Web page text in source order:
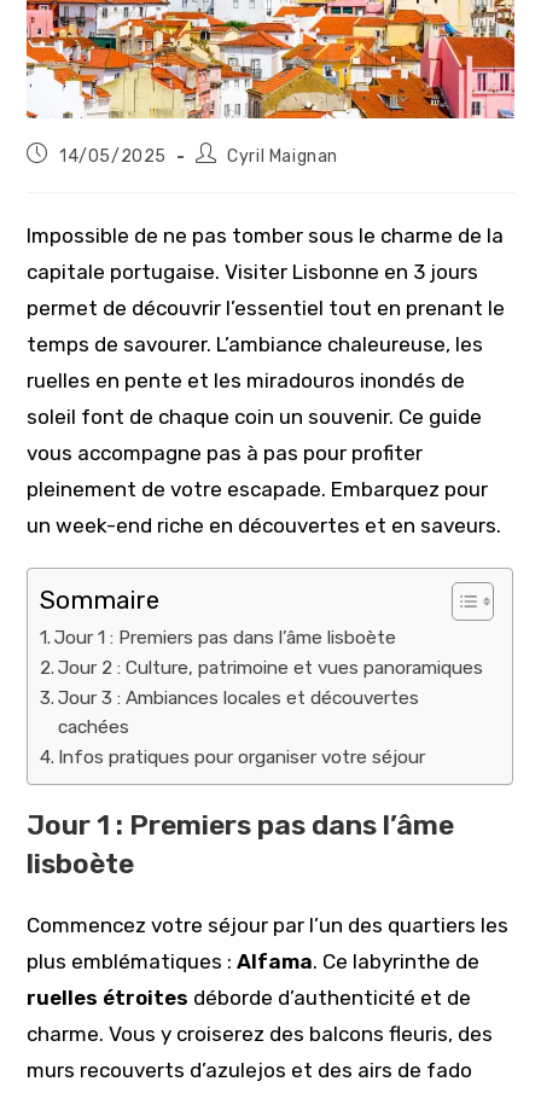
Publication
14/05/2025
Auteur/autrice
Cyril Maignan
Impossible de ne pas tomber sous le charme de la
capitale portugaise. Visiter Lisbonne en 3 jours
permet de découvrir l’essentiel tout en prenant le
temps de savourer. L’ambiance chaleureuse, les
ruelles en pente et les miradouros inondés de
soleil font de chaque coin un souvenir. Ce guide
vous accompagne pas à pas pour profiter
pleinement de votre escapade. Embarquez pour
un week-end riche en découvertes et en saveurs.
Sommaire
Jour 1 : Premiers pas dans l’âme lisboète
Jour 2 : Culture, patrimoine et vues panoramiques
Jour 3 : Ambiances locales et découvertes
cachées
Infos pratiques pour organiser votre séjour
Jour 1 : Premiers pas dans l’âme
lisboète
Commencez votre séjour par l’un des quartiers les
plus emblématiques :Alfama. Ce labyrinthe de
ruelles étroites déborde d’authenticité et de
charme. Vous y croiserez des balcons fleuris, des
murs recouverts d’azulejos et des airs de fado